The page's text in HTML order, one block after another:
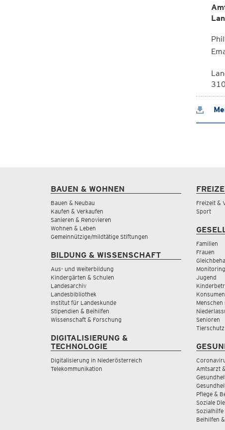
BAUEN & WOHNEN
Bauen & Neubau
Kaufen & Verkaufen
Sanieren & Renovieren
Wohnen & Leben
Gemeinnützige/mildtätige Stiftungen
BILDUNG & WISSENSCHAFT
Aus- und Weiterbildung
Kindergärten & Schulen
Landesarchiv
Landesbibliothek
Institut für Landeskunde
Stipendien & Beihilfen
Wissenschaft & Forschung
DIGITALISIERUNG &
TECHNOLOGIE
Digitalisierung in Niederösterreich
Telekommunikation
Freizeit &
Sport
Familien
Frauen
Monitoring
Jugend
Senioren
Tierschutz
Amtsarzt
Pflege &
Soziale
Sozialhilfe
Beihilfen